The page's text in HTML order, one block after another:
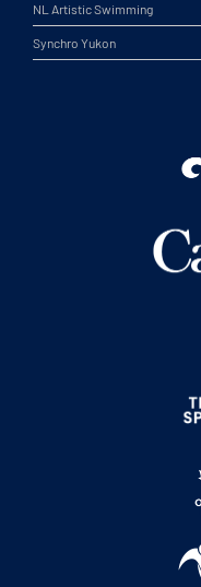
NL Artistic Swimming
Synchro Yukon